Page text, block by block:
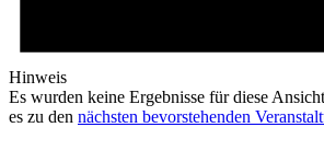
Hinweis
Es wurden keine Ergebnisse für diese
es zu den nächsten bevorstehenden